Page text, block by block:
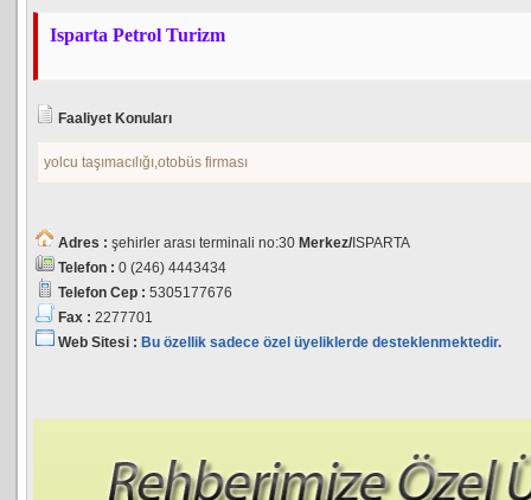
Isparta Petrol Turizm
Faaliyet Konuları
yolcu taşımacılığı,otobüs firması
Adres : şehirler arası terminali no:30 Merkez/ ISPARTA
Telefon : 0 (246) 4443434
Telefon Cep : 5305177676
Fax : 2277701
Web Sitesi : Bu özellik sadece özel üyeliklerde desteklenmektedir.